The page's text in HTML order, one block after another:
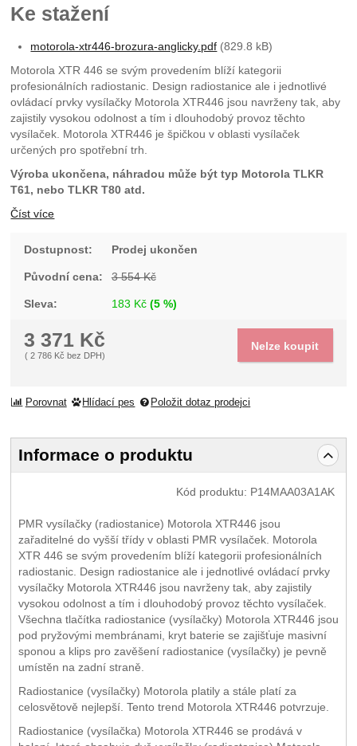
Ke stažení
motorola-xtr446-brozura-anglicky.pdf (829.8 kB)
Motorola XTR 446 se svým provedením blíží kategorii
profesionálních radiostanic. Design radiostanice ale i jednotlivé
ovládací prvky vysílačky Motorola XTR446 jsou navrženy tak, aby
zajistily vysokou odolnost a tím i dlouhodobý provoz těchto
vysílaček. Motorola XTR446 je špičkou v oblasti vysílaček
určených pro spotřební trh.
Výroba ukončena, náhradou může být typ Motorola TLKR
T61, nebo TLKR T80 atd.
Číst více
Dostupnost: Prodej ukončen
Původní cena: 3 554Kč
Sleva: 183 Kč (5%)
3 371 Kč
(2 786 Kč bez DPH)
Nelze koupit
Porovnat Hlídací pes Položit dotaz prodejci
Informace o produktu
Kód produktu: P14MAA03A1AK
PMR vysílačky (radiostanice) Motorola XTR446 jsou
zařaditelné do vyšší třídy v oblasti PMR vysílaček. Motorola
XTR 446 se svým provedením blíží kategorii profesionálních
radiostanic. Design radiostanice ale i jednotlivé ovládací prvky
vysílačky Motorola XTR446 jsou navrženy tak, aby zajistily
vysokou odolnost a tím i dlouhodobý provoz těchto vysílaček.
Všechna tlačítka radiostanice (vysílačky) Motorola XTR446 jsou
pod pryžovými membránami, kryt baterie se zajišťuje masivní
sponou a klips pro zavěšení radiostanice (vysílačky) je pevně
umístěn na zadní straně.
Radiostanice (vysílačky) Motorola platily a stále platí za
celosvětově nejlepší. Tento trend Motorola XTR446 potvrzuje.
Radiostanice (vysílačka) Motorola XTR446 se prodává v